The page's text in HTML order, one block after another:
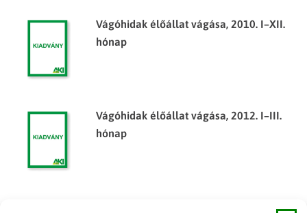
Vágóhidak élőállat vágása, 2010. I–XII.
hónap
Vágóhidak élőállat vágása, 2012. I–III.
hónap
Vágóhidak élőállat vágása, 2011. I–XII.